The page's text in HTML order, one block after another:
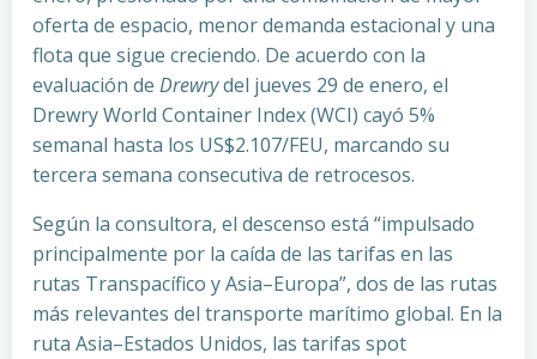
oferta de espacio, menor demanda estacional y una
flota que sigue creciendo. De acuerdo con la
evaluación de Drewrydel jueves 29 de enero, el
Drewry World Container Index (WCI) cayó 5%
semanal hasta los US$2.107/FEU, marcando su
tercera semana consecutiva de retrocesos.
Según la consultora, el descenso está “impulsado
principalmente por la caída de las tarifas en las
rutas Transpacífico y Asia–Europa”, dos de las rutas
más relevantes del transporte marítimo global. En la
ruta Asia–Estados Unidos, las tarifas spot